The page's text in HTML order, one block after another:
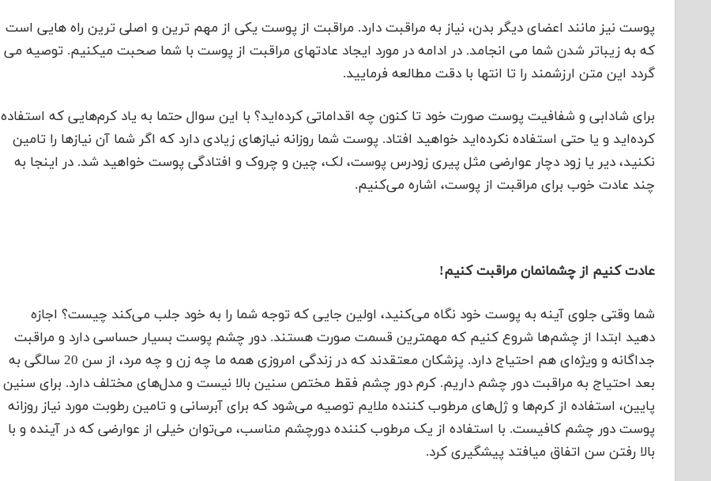
پوست نیز مانند اعضای دیگر بدن، نیاز به مراقبت دارد. مراقبت از پوست یکی از مهم ترین و اصلی ترین راه هایی است
که به زیباتر شدن شما می انجامد. در ادامه در مورد ایجاد عادتهای مراقبت از پوست با شما صحبت میکنیم. توصیه می
گردد این متن ارزشمند را تا انتها با دقت مطالعه فرمایید.
برای شادابی و شفافیت پوست صورت خود تا کنون چه اقداماتی کرده‌اید؟ با این سوال حتما به یاد کرم‌هایی که استفاده
کرده‌اید و یا حتی استفاده نکرده‌اید خواهید افتاد. پوست شما روزانه نیازهای زیادی دارد که اگر شما آن نیازها را تامین
نکنید، دیر یا زود دچار عوارضی مثل پیری زودرس پوست، لک، چین و چروک و افتادگی پوست خواهید شد. در اینجا به
چند عادت‌ خوب برای مراقبت از پوست، اشاره می‌کنیم.
عادت کنیم از چشمانمان مراقبت کنیم!
شما وقتی جلوی آینه به پوست خود نگاه می‌کنید، اولین جایی که توجه شما را به خود جلب می‌کند چیست؟ اجازه
دهید ابتدا از چشم‌ها شروع کنیم که مهمترین قسمت صورت هستند. دور چشم پوست بسیار حساسی دارد و مراقبت
جداگانه و ویژه‌ای هم احتیاج دارد. پزشکان معتقدند که در زندگی امروزی همه ما چه زن و چه مرد، از سن 20 سالگی به
بعد احتیاج به مراقبت دور چشم داریم. کرم دور چشم فقط مختص سنین بالا نیست و مدل‌های مختلف دارد. برای سنین
پایین، استفاده از کرم‌ها و ژل‌های مرطوب کننده ملایم توصیه می‌شود که برای آبرسانی و تامین رطوبت مورد نیاز روزانه
پوست دور چشم کافیست. با استفاده از یک مرطوب کننده دورچشم مناسب، می‌توان خیلی از عوارضی که در آینده و با
بالا رفتن سن اتفاق میافتد پیشگیری کرد.